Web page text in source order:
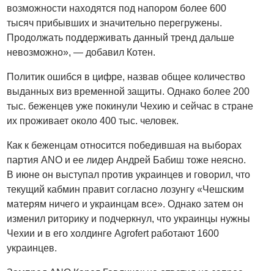
возможности находятся под напором более 600
тысяч прибывших и значительно перегружены.
Продолжать поддерживать данный тренд дальше
невозможно», — добавил Котен.
Политик ошибся в цифре, назвав общее количество
выданных виз временной защиты. Однако более 200
тыс. беженцев уже покинули Чехию и сейчас в стране
их проживает около 400 тыс. человек.
Как к беженцам относится победившая на выборах
партия ANO и ее лидер Андрей Бабиш тоже неясно.
В июне он выступал против украинцев и говорил, что
текущий кабмин правит согласно лозунгу «Чешским
матерям ничего и украинцам все». Однако затем он
изменил риторику и подчеркнул, что украинцы нужны
Чехии и в его холдинге Agrofert работают 1600
украинцев.